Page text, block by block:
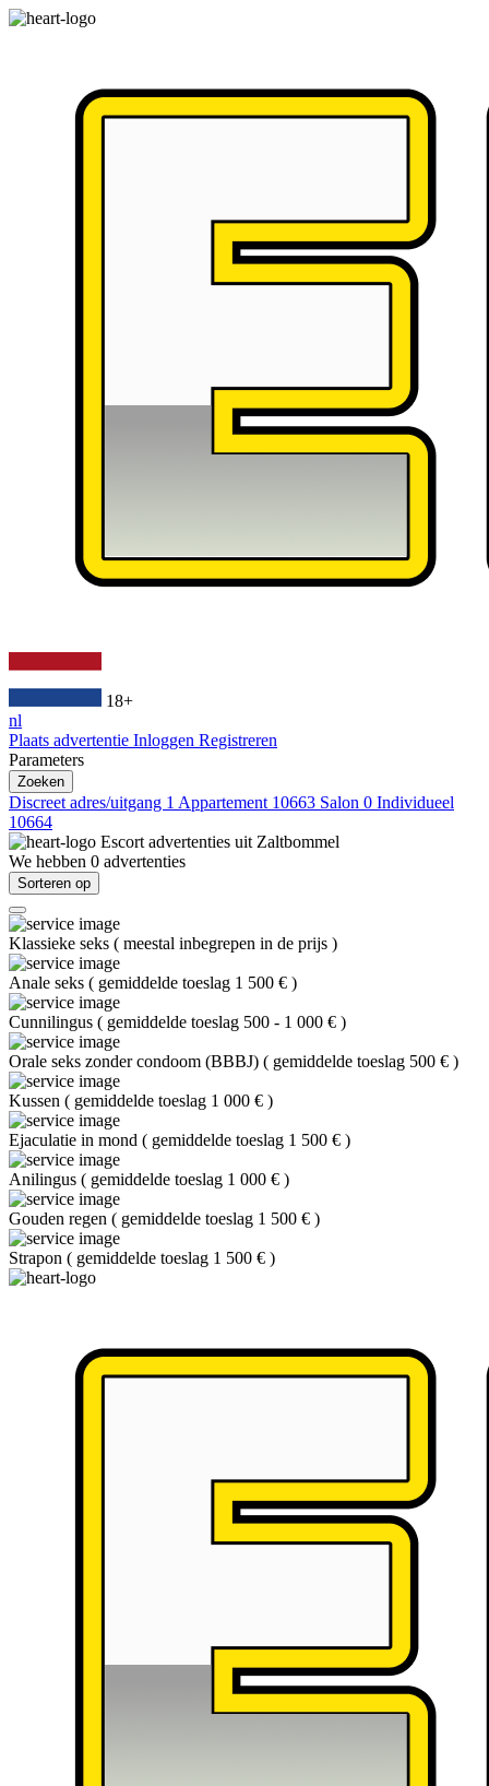
18+
nl
Plaats advertentie Inloggen Registreren
Parameters
Zoeken
Discreet adres/uitgang 1 Appartement 10663 Salon 0 Individueel
10664
Escort advertenties uit Zaltbommel
We hebben 0 advertenties
Sorteren op
Klassieke seks ( meestal inbegrepen in de prijs )
Anale seks ( gemiddelde toeslag 1 500 € )
Cunnilingus ( gemiddelde toeslag 500 - 1 000 € )
Orale seks zonder condoom (BBBJ) ( gemiddelde toeslag 500 € )
Kussen ( gemiddelde toeslag 1 000 € )
Ejaculatie in mond ( gemiddelde toeslag 1 500 € )
Anilingus ( gemiddelde toeslag 1 000 € )
Gouden regen ( gemiddelde toeslag 1 500 € )
Strapon ( gemiddelde toeslag 1 500 € )